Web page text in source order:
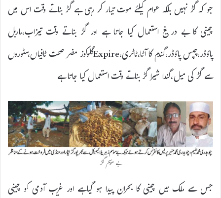
جو کہ گڑ نہیں بلکہ عوام کیلئے موت تیار کر رہی ہے گڑ بناتے وقت اس میں
چینی کا بے دریغ استعمال کیا جاتا ہے اور گڑ بناتے وقت تیزاب،ماربل
پاؤڈر،چپس پاؤڈر،گندم کا آٹا،ٹاٹری،Expireگلوکوز مضر صحت ٹافیاں،سٹوروں
سے گڑ کی میل،گندا شیرا گڑ بناتے وقت استعمال کیا جاتا ہے
بے موسم گڑ
جس سے ملک میں چینی کا بحران پیدا ہو گیاہے اور غریب آدمی کو چینی